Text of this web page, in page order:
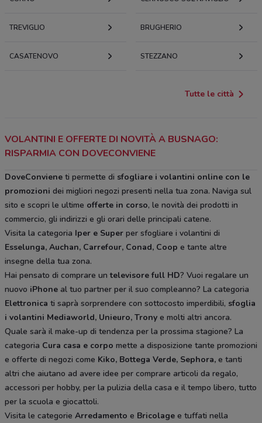
TREVIGLIO BRUGHERIO
CASATENOVO STEZZANO
Tutte le città
VOLANTINI E OFFERTE DI NOVITÀ A BUSNAGO:
RISPARMIA CON DOVECONVIENE
DoveConviene ti permette di sfogliare i volantini online con le
promozioni dei migliori negozi presenti nella tua zona. Naviga sul
sito e scopri le ultime offerte in corso, le novità dei prodotti in
commercio, gli indirizzi e gli orari delle principali catene.
Visita la categoria Iper e Super per sfogliare i volantini di
Esselunga, Auchan, Carrefour, Conad, Coop e tante altre
insegne della tua zona.
Hai pensato di comprare untelevisore full HD? Vuoi regalare un
nuovo iPhone al tuo partner per il suo compleanno? La categoria
Elettronica ti saprà sorprendere con sottocosto imperdibili, sfoglia
i volantini Mediaworld, Unieuro, Trony e molti altri ancora.
Quale sarà il make-up di tendenza per la prossima stagione? La
categoria Cura casa e corpo mette a disposizione tante promozioni
e offerte di negozi come Kiko, Bottega Verde, Sephora, e tanti
altri che aiutano ad avere idee per comprare articoli da regalo,
accessori per hobby, per la pulizia della casa e il tempo libero, tutto
per la scuola e giocattoli.
Visita le categorie Arredamento e Bricolage e tuffati nella